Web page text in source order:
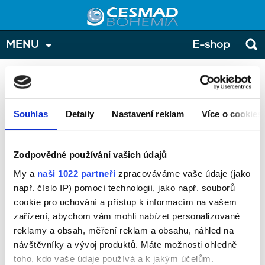
Souhlas Detaily Nastavení reklam Více o cookies
Zodpovědné používání vašich údajů
My a naši 1022 partneři zpracováváme vaše údaje (jako
např. číslo IP) pomocí technologií, jako např. souborů
cookie pro uchování a přístup k informacím na vašem
zařízení, abychom vám mohli nabízet personalizované
reklamy a obsah, měření reklam a obsahu, náhled na
návštěvníky a vývoj produktů. Máte možnosti ohledně
toho, kdo vaše údaje používá a k jakým účelům.
Přihláška - účastníci
Zde prosím zadejte osoby, které přihlašujete na školení. V
tlačítkem "přidat účastníka".
Vše o tachografech a pracovním režimu řidičů nad 2,5t
Termín:
24.08.2026
Místo konání:
ČESMAD BOHEMIA uč.1, Ústí nad Labem, U Trati 10, 40001
Cena:
MENU E-shop